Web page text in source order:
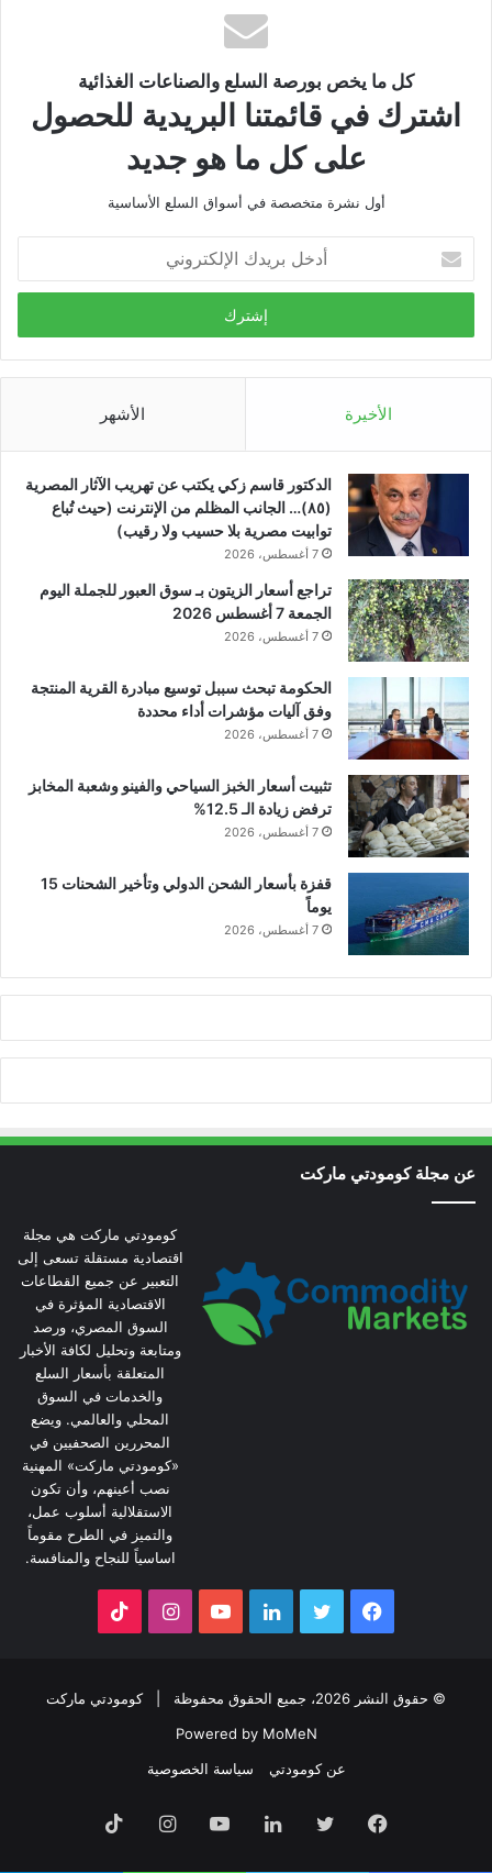
كل ما يخص بورصة السلع والصناعات الغذائية
اشترك في قائمتنا البريدية للحصول
على كل ما هو جديد
أول نشرة متخصصة في أسواق السلع الأساسية
بريدك
الإلكتروني
الأخيرة الأشهر
الدكتور قاسم زكي يكتب عن تهريب الآثار المصرية
(٨٥)… الجانب المظلم من الإنترنت (حيث تُباع
توابيت مصرية بلا حسيب ولا رقيب)
7 أغسطس، 2026
تراجع أسعار الزيتون بـ سوق العبور للجملة اليوم
الجمعة 7 أغسطس 2026
7 أغسطس، 2026
الحكومة تبحث سببل توسيع مبادرة القرية المنتجة
وفق آليات مؤشرات أداء محددة
7 أغسطس، 2026
تثبيت أسعار الخبز السياحي والفينو وشعبة المخابز
ترفض زيادة الـ 12.5%
7 أغسطس، 2026
قفزة بأسعار الشحن الدولي وتأخير الشحنات 15
يوماً
7 أغسطس، 2026
عن مجلة كومودتي ماركت
كومودتي ماركت هي مجلة
اقتصادية مستقلة تسعى إلى
التعبير عن جميع القطاعات
الاقتصادية المؤثرة في
السوق المصري، ورصد
ومتابعة وتحليل لكافة الأخبار
المتعلقة بأسعار السلع
والخدمات في السوق
المحلي والعالمي. ويضع
المحررين الصحفيين في
«كومودتي ماركت» المهنية
نصب أعينهم، وأن تكون
الاستقلالية أسلوب عمل،
والتميز في الطرح مقوماً
اساسياً للنجاح والمنافسة.
فيسبوك تويتر لينكدإنيوتيوبانستقرام
© حقوق النشر 2026، جميع الحقوق محفوظة |
كومودتي ماركت
Powered by MoMeN
عن كومودتي
سياسة الخصوصية
فيسبوك تويتر لينكدإنيوتيوبانستقرام